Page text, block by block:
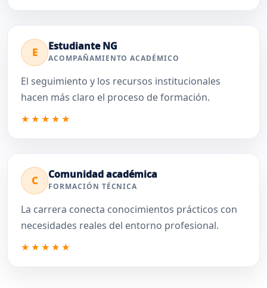
E Estudiante NG
ACOMPAÑAMIENTO ACADÉMICO
El seguimiento y los recursos institucionales
hacen más claro el proceso de formación.
★★★★★
C Comunidad académica
FORMACIÓN TÉCNICA
La carrera conecta conocimientos prácticos con
necesidades reales del entorno profesional.
★★★★★